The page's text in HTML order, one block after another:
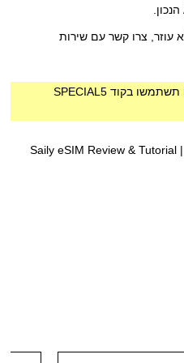
צרו קשר עם שירות
אם תשתמשו בקוד SPECIAL5